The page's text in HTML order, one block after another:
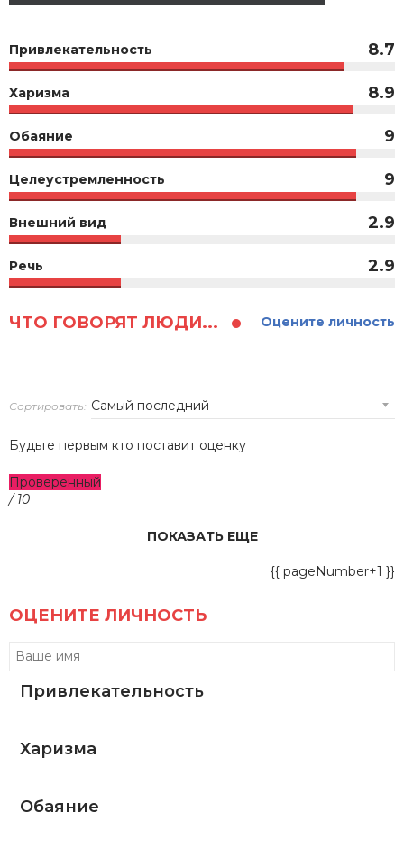
Привлекательность 8.7
Харизма 8.9
Обаяние 9
Целеустремленность 9
Внешний вид 2.9
Речь 2.9
ЧТО ГОВОРЯТ ЛЮДИ... Оцените личность
Сортировать:
Будьте первым кто поставит оценку
Проверенный
/ 10
ПОКАЗАТЬ ЕЩЕ
{{ pageNumber+1 }}
ОЦЕНИТЕ ЛИЧНОСТЬ
Привлекательность
Харизма
Обаяние